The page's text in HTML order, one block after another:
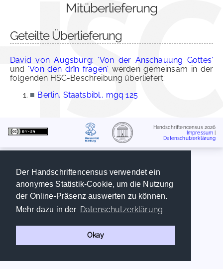
Der Handschriftencensus verwendet ein
anonymes Statistik-Cookie, um die Nutzung
der Online-Präsenz auswerten zu können.
Mehr dazu in der Datenschutzerklärung
Okay
Mitüberlieferung
Geteilte Überlieferung
David von Augsburg: 'Von der Anschauung Gottes'
und 'Von den drîn fragen' werden gemeinsam in der
folgenden HSC-Beschreibung überliefert:
■ Berlin, Staatsbibl., mgq 125
Handschriftencensus 2026
Impressum
Datenschutzerklärung